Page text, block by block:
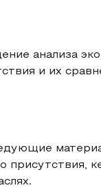
анализа
и их
присутствия,